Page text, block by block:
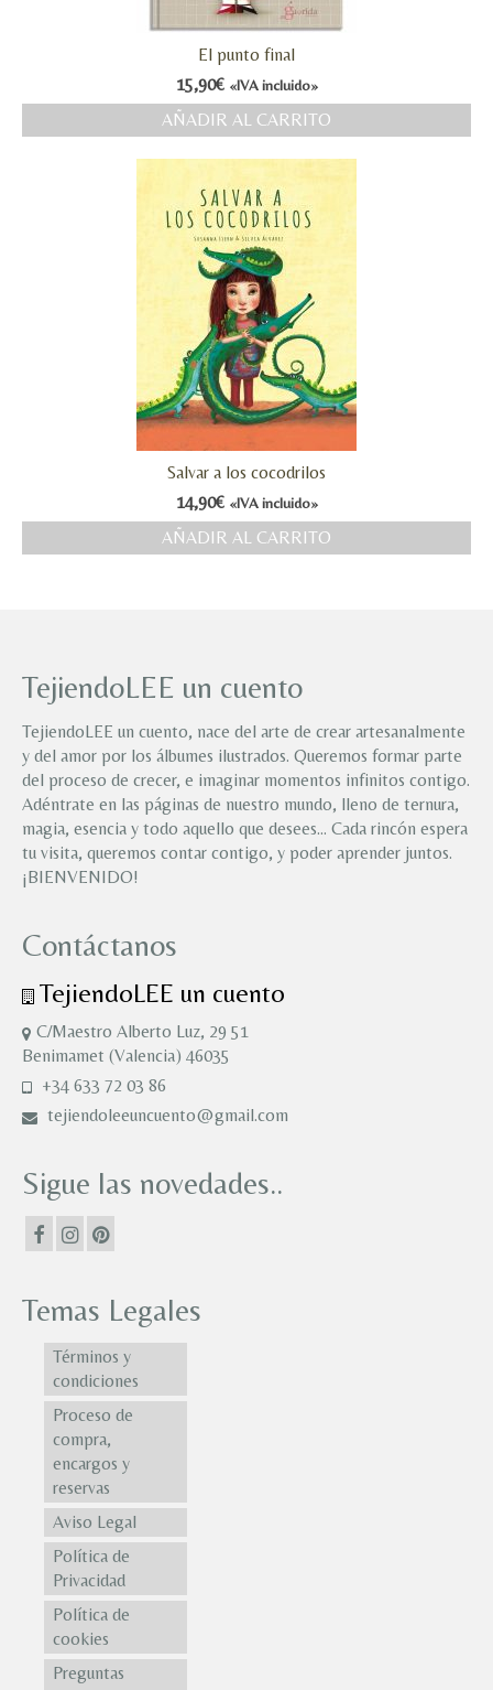
El punto final
15,90€ «IVA incluido»
AÑADIR AL CARRITO
Salvar a los cocodrilos
14,90€ «IVA incluido»
AÑADIR AL CARRITO
TejiendoLEE un cuento
TejiendoLEE un cuento, nace del arte de crear artesanalmente
y del amor por los álbumes ilustrados. Queremos formar parte
del proceso de crecer, e imaginar momentos infinitos contigo.
Adéntrate en las páginas de nuestro mundo, lleno de ternura,
magia, esencia y todo aquello que desees… Cada rincón espera
tu visita, queremos contar contigo, y poder aprender juntos.
¡BIENVENIDO!
Contáctanos
TejiendoLEE un cuento
C/Maestro Alberto Luz, 29 51
Benimamet (Valencia) 46035
+34 633 72 03 86
tejiendoleeuncuento@gmail.com
Sigue las novedades..
Temas Legales
Términos y
condiciones
Proceso de
compra,
encargos y
reservas
Aviso Legal
Política de
Privacidad
Política de
cookies
Preguntas